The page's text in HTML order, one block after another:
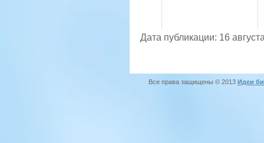
Дата публикации: 16
Все права защищены © 2013 Идеи